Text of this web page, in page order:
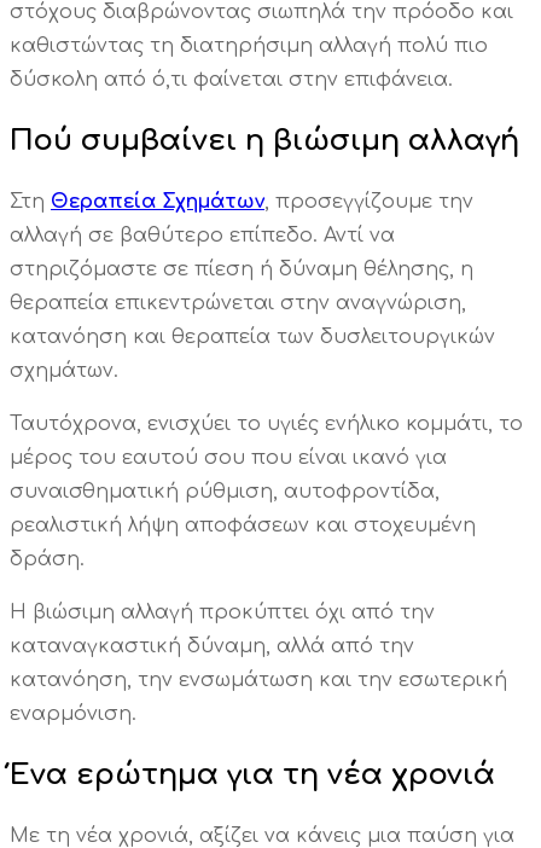
στόχους διαβρώνοντας σιωπηλά την πρόοδο και
καθιστώντας τη διατηρήσιμη αλλαγή πολύ πιο
δύσκολη από ό,τι φαίνεται στην επιφάνεια.
Πού συμβαίνει η βιώσιμη αλλαγή
Στη Θεραπεία Σχημάτων, προσεγγίζουμε την
αλλαγή σε βαθύτερο επίπεδο. Αντί να
στηριζόμαστε σε πίεση ή δύναμη θέλησης, η
θεραπεία επικεντρώνεται στην αναγνώριση,
κατανόηση και θεραπεία των δυσλειτουργικών
σχημάτων.
Ταυτόχρονα, ενισχύει το υγιές ενήλικο κομμάτι, το
μέρος του εαυτού σου που είναι ικανό για
συναισθηματική ρύθμιση, αυτοφροντίδα,
ρεαλιστική λήψη αποφάσεων και στοχευμένη
δράση.
Η βιώσιμη αλλαγή προκύπτει όχι από την
καταναγκαστική δύναμη, αλλά από την
κατανόηση, την ενσωμάτωση και την εσωτερική
εναρμόνιση.
Ένα ερώτημα για τη νέα χρονιά
Με τη νέα χρονιά, αξίζει να κάνεις μια παύση για